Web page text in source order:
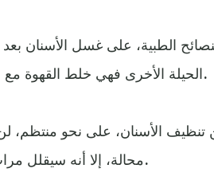
الطبية، على غسل الأسنان
الحيلة الأخرى فهي خلط القهوة مع بعض الحليب، وعدم احتسائها وهي سوداء بالكامل.
تنظيف الأسنان، على نحو منتظم،
محالة، إلا أنه سيقلل مرات الذهاب إلى طبيب الأسنان لأجل حصص التبييض.